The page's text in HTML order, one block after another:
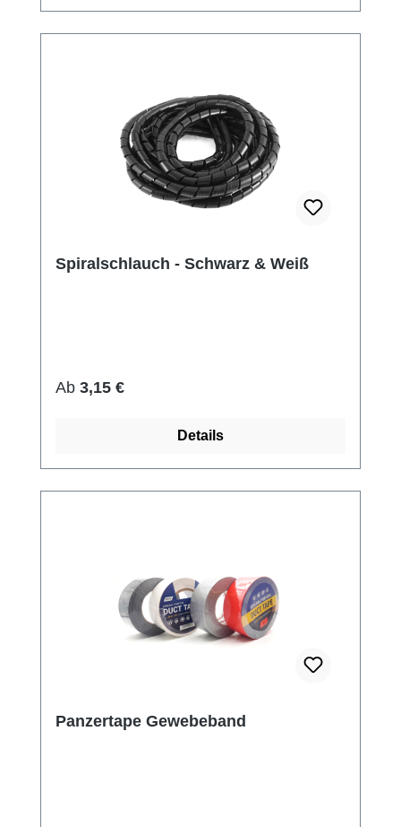
Spiralschlauch - Schwarz & Weiß
Regulärer Preis:
Ab 3,15 €
Details
Panzertape Gewebeband